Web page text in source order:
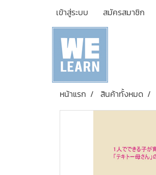
เข้าสู่ระบบ สมัครสมาชิก
หน้าแรก สินค้าทั้งหมด